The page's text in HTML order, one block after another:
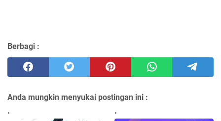
Berbagi :
Anda mungkin menyukai postingan ini :